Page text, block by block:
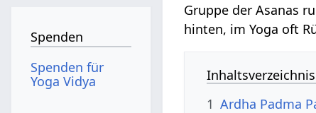
Gruppe der Asanas
hinten, im Yoga oft
Inhaltsverzeichnis
1 Ardha Padma
Spenden
Spenden für
Yoga Vidya